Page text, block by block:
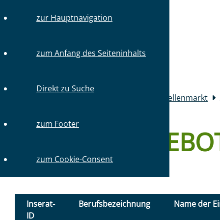
zur Hauptnavigation
zum Anfang des Seiteninhalts
Direkt zu Suche
zum Footer
zum Cookie-Consent
Stellenmarkt
Inserat-
ID
Berufsbezeichnung Name der